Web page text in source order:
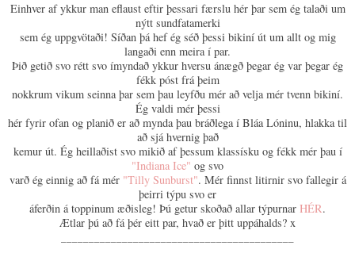
Einhver af ykkur man eflaust eftir þessari færslu hér þar sem ég talaði um
nýtt sundfatamerki
sem ég uppgvötaði! Síðan þá hef ég séð þessi bikiní út um allt og mig
langaði enn meira í par.
Þið getið svo rétt svo ímyndað ykkur hversu ánægð þegar ég var þegar ég
fékk póst frá þeim
nokkrum vikum seinna þar sem þau leyfðu mér að velja mér tvenn bikiní.
Ég valdi mér þessi
hér fyrir ofan og planið er að mynda þau bráðlega í Bláa Lóninu, hlakka til
að sjá hvernig það
kemur út. Ég heillaðist svo mikið af þessum klassísku og fékk mér þau í
"Indiana Ice" og svo
varð ég einnig að fá mér "Tilly Sunburst". Mér finnst litirnir svo fallegir á
þeirri týpu svo er
áferðin á toppinum æðisleg! Þú getur skoðað allar týpurnar HÉR.
Ætlar þú að fá þér eitt par, hvað er þitt uppáhalds? x